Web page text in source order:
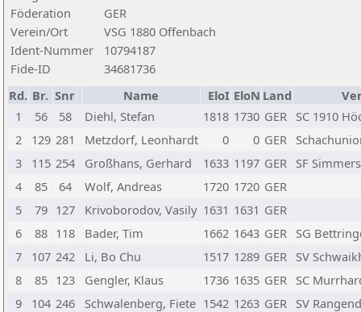
Föderation
GER
Verein/Ort
VSG 1880 Offenbach
Ident-Nummer
10794187
Fide-ID
34681736
Rd. Br. Snr Name EloI EloN Land
1
56 58 Diehl, Stefan 1818 1730 GER SC 1910
2
129 281 Metzdorf, Leonhardt 0 0 GER
3
115 254 Großhans, Gerhard 1633 1197 GER SF
4
85 64 Wolf, Andreas 1720 1720 GER
5
79 127 Krivoborodov, Vasily 1631 1631 GER
6
88 118 Bader, Tim 1662 1643 GER SG
7
107 242 Li, Bo Chu 1517 1289 GER SV
8
85 123 Gengler, Klaus 1736 1635 GER SC
9
104 246 Schwalenberg, Fiete 1542 1263 GER SV